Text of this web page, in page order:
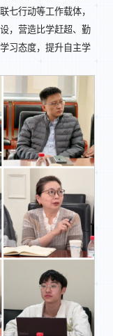
七行动等工作载体，
，营造比学赶超、勤
习态度，提升自主学